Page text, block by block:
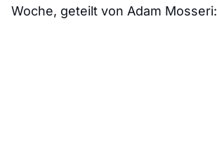
Woche, geteilt von Adam Mosseri: